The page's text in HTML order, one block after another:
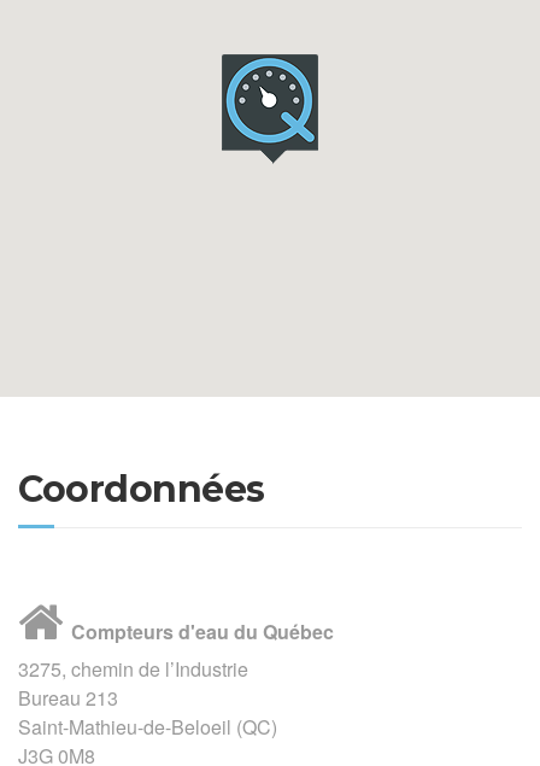
Coordonnées
Compteurs d'eau du Québec
3275, chemin de l’Industrie
Bureau 213
Saint-Mathieu-de-Beloeil (QC)
J3G 0M8